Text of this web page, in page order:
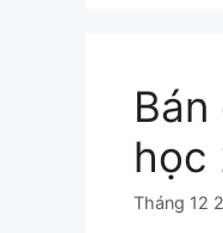
học
Tháng 12